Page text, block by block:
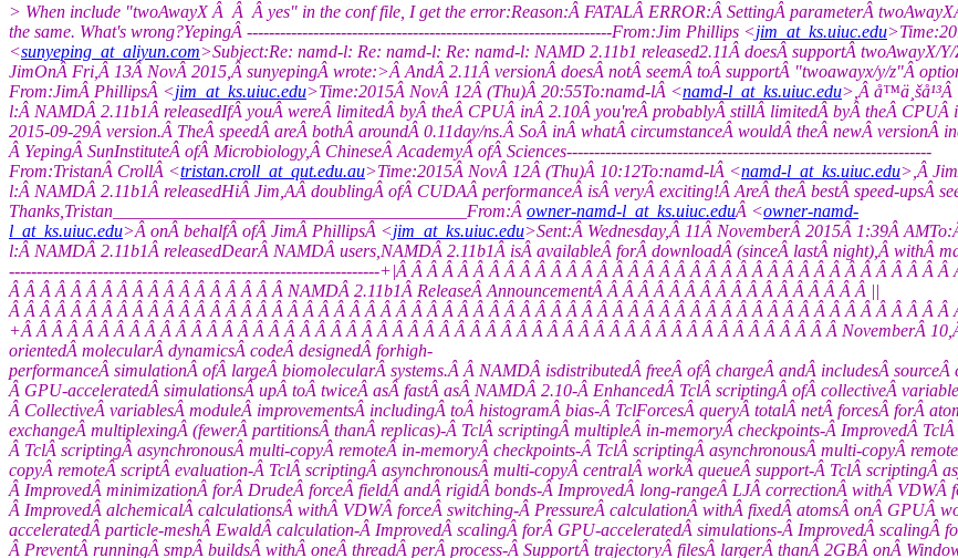
> When include "twoAwayX Â Â Â yes" in the conf file, I get the error:Reason:Â FATALÂ ERROR:Â SettingÂ parameterÂ
the same. What's wrong?YepingÂ ------------------------------------------------------------------From:Jim Phillips <jim_at_ks.uiuc.edu
<sunyeping_at_aliyun.com>Subject:Re: namd-l: Re: namd-l: Re: namd-l: NAMD 2.11b1 released2.11Â doesÂ supportÂ twoAwayX/
JimOnÂ Fri,Â 13Â NovÂ 2015,Â sunyepingÂ wrote:>Â AndÂ 2.11Â versionÂ doesÂ notÂ seemÂ toÂ supportÂ "twoawayx/y/z"Â
From:JimÂ PhillipsÂ <jim_at_ks.uiuc.edu>Time:2015Â NovÂ 12Â (Thu)Â 20:55To:namd-lÂ <namd-l_at_ks.uiuc.edu>,Â å­™ä¸šå¹³Â
l:Â NAMDÂ 2.11b1Â releasedIfÂ youÂ wereÂ limitedÂ byÂ theÂ CPUÂ inÂ 2.10Â you'reÂ probablyÂ stillÂ limitedÂ byÂ theÂ
2015-09-29Â version.Â TheÂ speedÂ areÂ bothÂ aroundÂ 0.11day/ns.Â SoÂ inÂ whatÂ circumstanceÂ wouldÂ theÂ newÂ versionÂ
Â YepingÂ SunInstituteÂ ofÂ Microbiology,Â ChineseÂ AcademyÂ ofÂ Sciences------------------------------------------------------------------
From:TristanÂ CrollÂ <tristan.croll_at_qut.edu.au>Time:2015Â NovÂ 12Â (Thu)Â 10:12To:namd-lÂ <namd-l_at_ks.uiuc.edu>,Â
l:Â NAMDÂ 2.11b1Â releasedHiÂ Jim,AÂ doublingÂ ofÂ CUDAÂ performanceÂ isÂ veryÂ exciting!Â AreÂ theÂ bestÂ speed-upsÂ
Thanks,Tristan________________________________________From:Â owner-namd-l_at_ks.uiuc.eduÂ <owner-namd-
l_at_ks.uiuc.edu>Â onÂ behalfÂ ofÂ JimÂ PhillipsÂ <jim_at_ks.uiuc.edu>Sent:Â Wednesday,Â 11Â NovemberÂ 2015Â 1:39Â
l:Â NAMDÂ 2.11b1Â releasedDearÂ NAMDÂ users,NAMDÂ 2.11b1Â isÂ availableÂ forÂ downloadÂ (sinceÂ lastÂ night),Â withÂ
-------------------------------------------------------------------+|Â Â Â Â Â Â Â Â Â Â Â Â Â Â Â Â Â Â Â Â Â Â Â Â Â Â Â Â Â Â Â Â Â Â Â
Â Â Â Â Â Â Â Â Â Â Â Â Â Â Â Â Â Â NAMDÂ 2.11b1Â ReleaseÂ AnnouncementÂ Â Â Â Â Â Â Â Â Â Â Â Â Â Â Â Â Â ||
Â Â Â Â Â Â Â Â Â Â Â Â Â Â Â Â Â Â Â Â Â Â Â Â Â Â Â Â Â Â Â Â Â Â Â Â Â Â Â Â Â Â Â Â Â Â Â Â Â Â Â Â Â Â Â Â Â Â Â Â
+Â Â Â Â Â Â Â Â Â Â Â Â Â Â Â Â Â Â Â Â Â Â Â Â Â Â Â Â Â Â Â Â Â Â Â Â Â Â Â Â Â Â Â Â Â Â Â Â Â Â Â Â Â NovemberÂ
orientedÂ molecularÂ dynamicsÂ codeÂ designedÂ forhigh-
performanceÂ simulationÂ ofÂ largeÂ biomolecularÂ systems.Â Â NAMDÂ isdistributedÂ freeÂ ofÂ chargeÂ andÂ includesÂ
Â GPU-acceleratedÂ simulationsÂ upÂ toÂ twiceÂ asÂ fastÂ asÂ NAMDÂ 2.10-Â EnhancedÂ TclÂ scriptingÂ ofÂ collectiveÂ
Â CollectiveÂ variablesÂ moduleÂ improvementsÂ includingÂ toÂ histogramÂ bias-Â TclForcesÂ queryÂ totalÂ netÂ forcesÂ forÂ
exchangeÂ multiplexingÂ (fewerÂ partitionsÂ thanÂ replicas)-Â TclÂ scriptingÂ multipleÂ in-memoryÂ checkpoints-Â ImprovedÂ
Â TclÂ scriptingÂ asynchronousÂ multi-copyÂ remoteÂ in-memoryÂ checkpoints-Â TclÂ scriptingÂ asynchronousÂ multi-copyÂ
copyÂ remoteÂ scriptÂ evaluation-Â TclÂ scriptingÂ asynchronousÂ multi-copyÂ centralÂ workÂ queueÂ support-Â TclÂ scriptingÂ
Â ImprovedÂ minimizationÂ forÂ DrudeÂ forceÂ fieldÂ andÂ rigidÂ bonds-Â ImprovedÂ long-rangeÂ LJÂ correctionÂ withÂ VDWÂ
Â ImprovedÂ alchemicalÂ calculationsÂ withÂ VDWÂ forceÂ switching-Â PressureÂ calculationÂ withÂ fixedÂ atomsÂ onÂ GPUÂ
acceleratedÂ particle-meshÂ EwaldÂ calculation-Â ImprovedÂ scalingÂ forÂ GPU-acceleratedÂ simulations-Â ImprovedÂ scalingÂ
Â PreventÂ runningÂ smpÂ buildsÂ withÂ oneÂ threadÂ perÂ process-Â SupportÂ trajectoryÂ filesÂ largerÂ thanÂ 2GBÂ onÂ